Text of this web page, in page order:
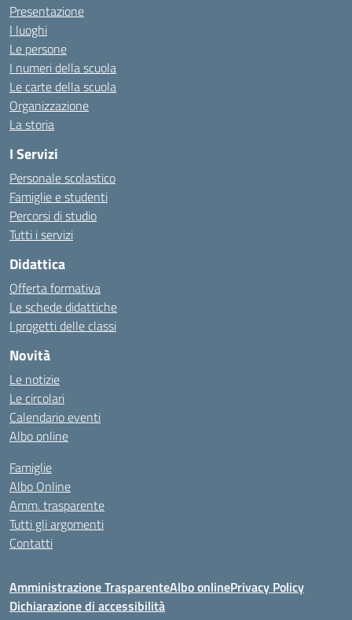
Presentazione
I luoghi
Le persone
I numeri della scuola
Le carte della scuola
Organizzazione
La storia
I Servizi
Personale scolastico
Famiglie e studenti
Percorsi di studio
Tutti i servizi
Didattica
Offerta formativa
Le schede didattiche
I progetti delle classi
Novità
Le notizie
Le circolari
Calendario eventi
Albo online
Famiglie
Albo Online
Amm. trasparente
Tutti gli argomenti
Contatti
Amministrazione TrasparenteAlbo onlinePrivacy Policy
Dichiarazione di accessibilità